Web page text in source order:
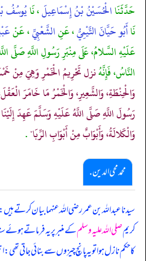
حَدَّثَنَاالْحُسَيْنُ بْنُ إِسْمَاعِيلَ، نَايُوسُفُ
نَاأَبُو حَيَّانَ التَّيْمِيُّ، عَنِالشَّعْبِيِّ، عَنْ
عَلَيْهِ السَّلامُ، عَلَى مِنْبَرِ رَسُولِ اللَّهِ صَلَّى
النَّاسُ، فَإِنَّهُنزل تَحْرِيمُ الْخَمْرِ وَهِيَ مِنْ
وَالْحِنْطَةِ، وَالشَّعِيرِ، وَالْخَمْرُ مَا خَامَرَ
رَسُولَ اللَّهِ صَلَّى اللَّهُ عَلَيْهِ وَسَلَّمَ عَهِدَ
وَالْكَلالَةُ، وَأَبْوَابٌ مِنْ أَبْوَابِ الرِّبَا".
محمد محی الدین .
سیدنا عبداللہ بن عمر رضی اللہ عنہما بیان کرتے
کریمصلی اللہ علیہ وسلمکے منبر پر یہ فرماتے ہوئے
کا حکم نازل ہوا تو یہ پانچ چیزوں سے بنائی جاتی تھی: